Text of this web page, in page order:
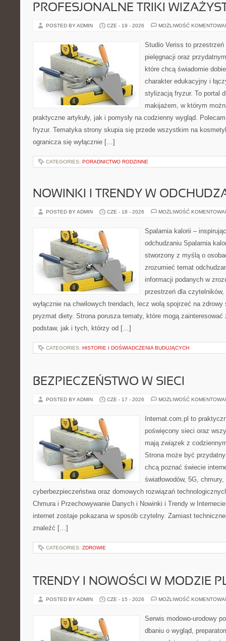
PROFESJONALNE TRIKI
POSTED BY ADMIN CZE - 19 - 2026 MOŻLIWOŚĆ
Studio Veriss to
pielęgnacji oraz
które chcą świadomie
charakter edukacyjny i
stylizacją fryzur. To portal
makijażem, w którym
praktyczne artykuły, jak i pomysły na codzienny wygląd.
fryzur. Tematyka strony skupia się przede wszystkim na
ogranicza się wyłącznie […]
CATEGORIES: PORADNICTWO RODZINNE
NOWINKI I TRENDY W
POSTED BY ADMIN CZE - 18 - 2026 MOŻLIWOŚĆ
Spalarnia kalorii –
odchudzaniu Spalarnia
stworzony z myślą o
zrozumieć temat
informacji podanych w
przestrzeń dla
wyłącznie na chwilowych trendach, lecz wolą spojrzeć na
pryzmat diety. Strona porusza tematy, które mogą
podstaw, jak i tych, którzy od […]
CATEGORIES: HISTORIE I DOŚWIADCZENIA BUDUJĄCYCH
BEZPIECZEŃSTWO W SIECI
POSTED BY ADMIN CZE - 17 - 2026 MOŻLIWOŚĆ
Internat.com.pl to
poświęcony sieci oraz
mają związek z
Strona może być
chcą poznać świecie
światłowodów, 5G,
cyberbezpieczeństwa oraz domowych rozwiązań
Chmura i Przechowywanie Danych i Nowinki i Trendy w
internet zostaje pokazana w sposób czytelny. Zamiast
znaleźć […]
CATEGORIES: ZDROWIE
TRENDY I NOWOŚCI W MODZIE
POSTED BY ADMIN CZE - 15 - 2026 MOŻLIWOŚĆ
Serwis modowo-urodowy
dbaniu o wygląd,